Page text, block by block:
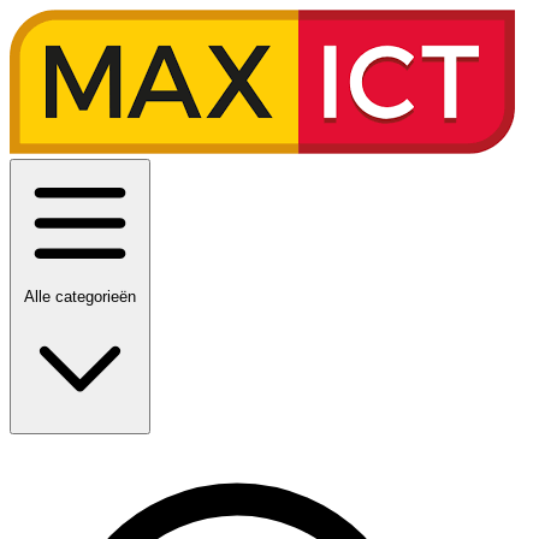
Alle categorieën